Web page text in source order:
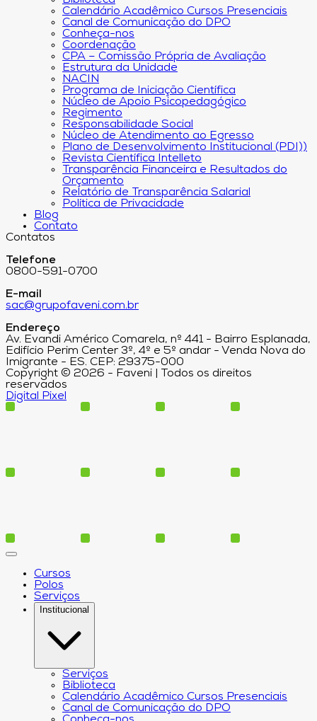
Calendário Acadêmico Cursos Presenciais
Canal de Comunicação do DPO
Conheça-nos
Coordenação
CPA – Comissão Própria de Avaliação
Estrutura da Unidade
NACIN
Programa de Iniciação Científica
Núcleo de Apoio Psicopedagógico
Regimento
Responsabilidade Social
Núcleo de Atendimento ao Egresso
Plano de Desenvolvimento Institucional (PDI))
Revista Científica Intelleto
Transparência Financeira e Resultados do
Orçamento
Relatório de Transparência Salarial
Política de Privacidade
Blog
Contato
Contatos
Telefone
0800-591-0700
E-mail
sac@grupofaveni.com.br
Endereço
Av. Evandi Américo Comarela, nº 441 - Bairro Esplanada,
Edifício Perim Center 3º, 4º e 5º andar - Venda Nova do
Imigrante - ES. CEP: 29375-000
Copyright © 2026 - Faveni | Todos os direitos
reservados
Digital Pixel
Cursos
Polos
Serviços
Institucional
Serviços
Biblioteca
Calendário Acadêmico Cursos Presenciais
Canal de Comunicação do DPO